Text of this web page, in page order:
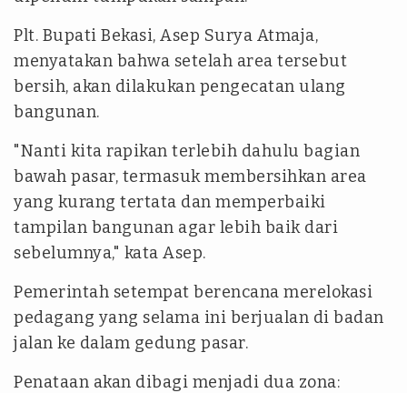
Plt. Bupati Bekasi, Asep Surya Atmaja,
menyatakan bahwa setelah area tersebut
bersih, akan dilakukan pengecatan ulang
bangunan.
"Nanti kita rapikan terlebih dahulu bagian
bawah pasar, termasuk membersihkan area
yang kurang tertata dan memperbaiki
tampilan bangunan agar lebih baik dari
sebelumnya," kata Asep.
Pemerintah setempat berencana merelokasi
pedagang yang selama ini berjualan di badan
jalan ke dalam gedung pasar.
Penataan akan dibagi menjadi dua zona: